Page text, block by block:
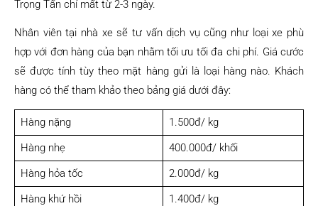
Trọng Tấn chỉ mất từ 2-3 ngày.
Nhân viên tại nhà xe sẽ tư vấn dịch vụ cũng như loại xe phù
hợp với đơn hàng của bạn nhằm tối ưu tối đa chi phí. Giá cước
sẽ được tính tùy theo mặt hàng gửi là loại hàng nào. Khách
hàng có thể tham khảo theo bảng giá dưới đây:
Hàng nặng
1.500đ/ kg
Hàng nhẹ
400.000đ/ khối
Hàng hỏa tốc
2.000đ/ kg
Hàng khứ hồi
1.400đ/ kg